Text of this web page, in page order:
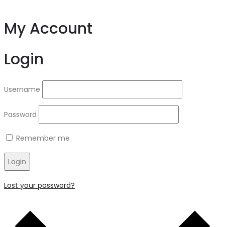
My Account
Login
Username
Password
Remember me
Login
Lost your password?